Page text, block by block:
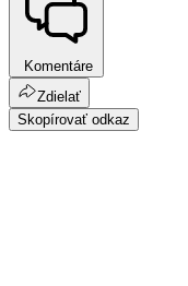
Komentáre
Zdielať
Skopírovať odkaz